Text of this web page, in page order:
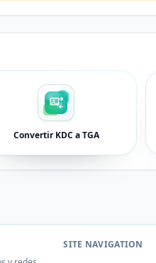
Convertir KDC a TGA
SITE NAVIGATION